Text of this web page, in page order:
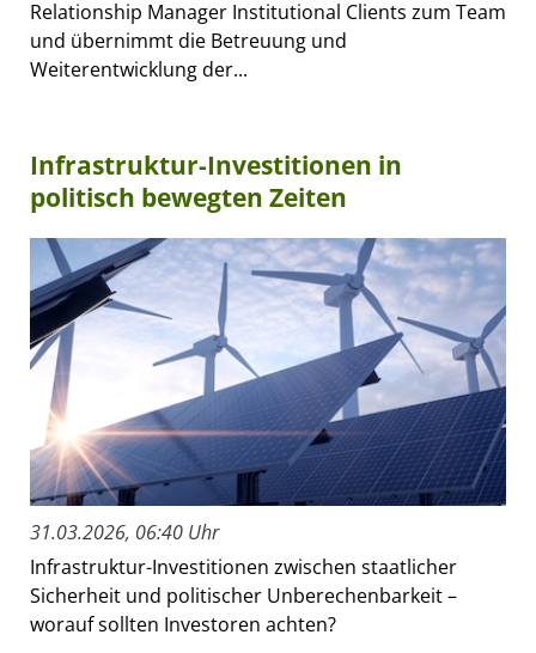
Relationship Manager Institutional Clients zum Team
und übernimmt die Betreuung und
Weiterentwicklung der...
Infrastruktur-Investitionen in
politisch bewegten Zeiten
31.03.2026, 06:40 Uhr
Infrastruktur-Investitionen zwischen staatlicher
Sicherheit und politischer Unberechenbarkeit –
worauf sollten Investoren achten?